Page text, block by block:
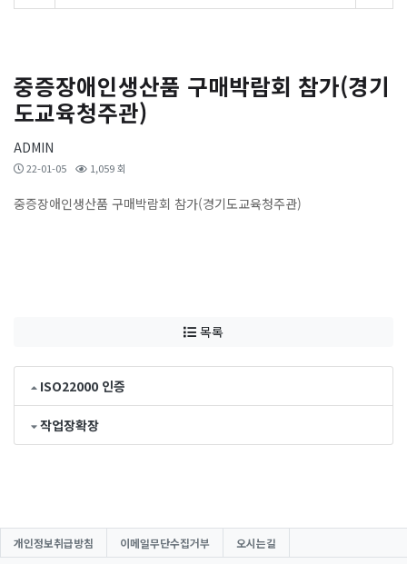
중증장애인생산품 구매박람회 참가(경기
도교육청주관)
ADMIN
22-01-05 1,059 회
중증장애인생산품 구매박람회 참가(경기도교육청주관)
목록
ISO22000 인증
작업장확장
개인정보취급방침 이메일무단수집거부 오시는길